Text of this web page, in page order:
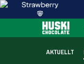
AKTUELLT